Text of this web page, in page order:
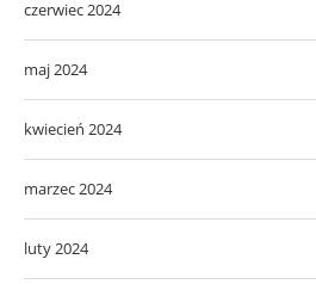
czerwiec 2024
maj 2024
kwiecień 2024
marzec 2024
luty 2024